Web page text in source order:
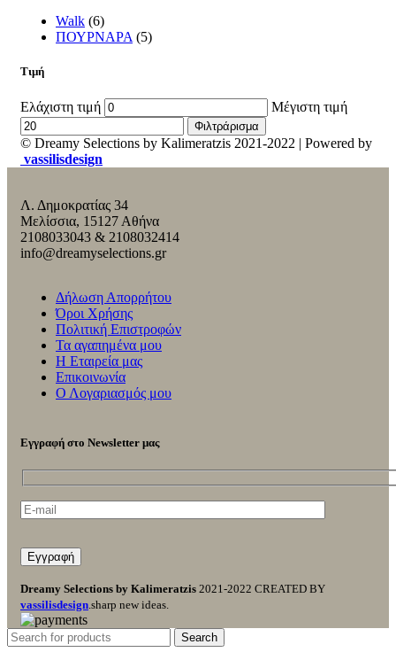
Walk (6)
ΠΟΥΡΝΑΡΑ (5)
Τιμή
Ελάχιστη τιμή Μέγιστη τιμή
Φιλτράρισμα
© Dreamy Selections by Kalimeratzis 2021-2022 | Powered by
vassilisdesign
Λ. Δημοκρατίας 34
Μελίσσια, 15127 Αθήνα
2108033043 & 2108032414
info@dreamyselections.gr
Δήλωση Απορρήτου
Όροι Χρήσης
Πολιτική Επιστροφών
Τα αγαπημένα μου
Η Εταιρεία μας
Επικοινωνία
Ο Λογαριασμός μου
Εγγραφή στο Newsletter μας
Dreamy Selections by Kalimeratzis 2021-2022 CREATED BY
vassilisdesign.sharp new ideas.
Search